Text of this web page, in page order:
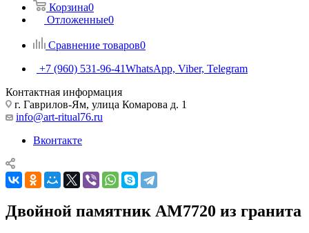
Корзина0
Отложенные0
Сравнение товаров0
+7 (960) 531-96-41WhatsApp, Viber, Telegram
Контактная информация
г. Гаврилов-Ям, улица Комарова д. 1
info@art-ritual76.ru
Вконтакте
Двойной памятник AM7720 из гранита